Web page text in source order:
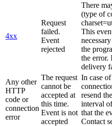
4xx
Request
failed.
Event
rejected
There
(type of
This
the
the error.
delivery
Any other
HTTP
code or
connection
error
The request
cannot be
accepted at
this time.
Event is not
accepted
In case
resend
interval
that the
Contact